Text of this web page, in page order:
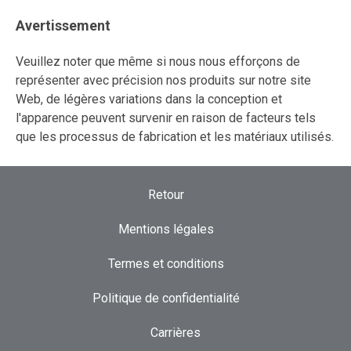
Avertissement
Veuillez noter que même si nous nous efforçons de
représenter avec précision nos produits sur notre site
Web, de légères variations dans la conception et
l'apparence peuvent survenir en raison de facteurs tels
que les processus de fabrication et les matériaux utilisés.
Retour
Mentions légales
Termes et conditions
Politique de confidentialité
Carrières